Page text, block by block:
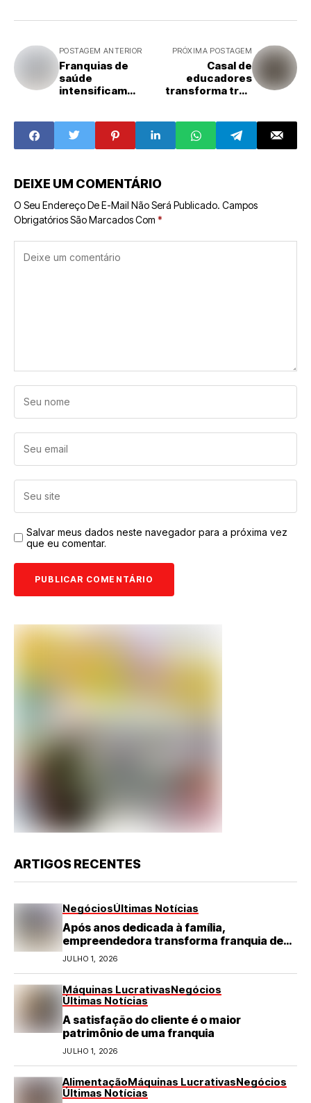
POSTAGEM ANTERIOR
Franquias de
saúde
intensificam
IA e aplicativos
para elevar
eficiência e
PRÓXIMA POSTAGEM
Casal de
educadores
transforma três
referência
regional e
ultrapassa 2 mil
DEIXE UM COMENTÁRIO
O Seu Endereço De E-Mail Não Será Publicado. Campos
Obrigatórios São Marcados Com *
Salvar meus dados neste navegador para a próxima vez
que eu comentar.
ARTIGOS RECENTES
NegóciosÚltimas Notícias
Após anos dedicada à família,
empreendedora transforma franquia de
turismo em negócio de destaque no RN
JULHO 1, 2026
Máquinas LucrativasNegócios
Últimas Notícias
A satisfação do cliente é o maior
patrimônio de uma franquia
JULHO 1, 2026
AlimentaçãoMáquinas LucrativasNegócios
Últimas Notícias